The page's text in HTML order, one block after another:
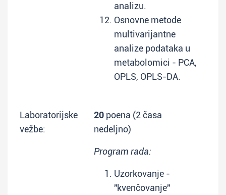
analizu.
Osnovne metode
multivarijantne
analize podataka u
metabolomici - PCA,
OPLS, OPLS-DA.
Laboratorijske
vežbe:
20 poena (2 časa
nedeljno)
Program rada:
Uzorkovanje -
"kvenčovanje"